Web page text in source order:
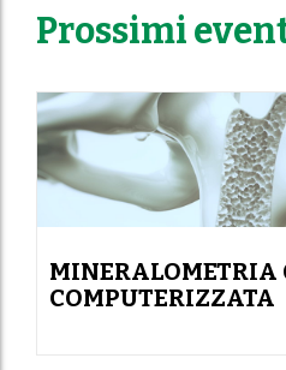
Prossimi
MINERALOMETRIA
COMPUTERIZZATA